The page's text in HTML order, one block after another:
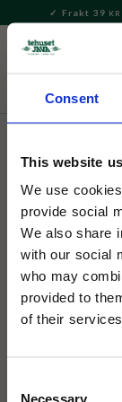
Consent
This website
We use
provide social
We also share
with our social
who may
provided to
of their
Necessary
Meny
Frakt 39 KR
Hem &
Selected by
Fotogenlampa i
Sprider varmt,